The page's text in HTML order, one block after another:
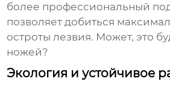
более профессиональный
позволяет добиться
остроты лезвия. Может, это
ножей?
Экология и устойчивое